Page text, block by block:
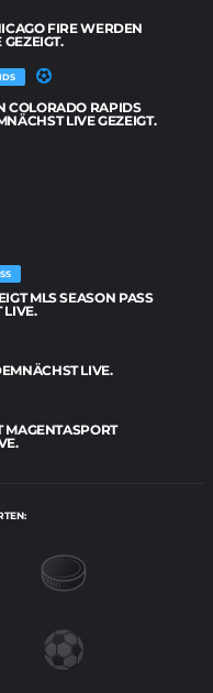
FIRE WERDEN
COLORADO RAPIDS
LIVE GEZEIGT.
MLS SEASON PASS
LIVE.
LIVE.
MAGENTASPORT